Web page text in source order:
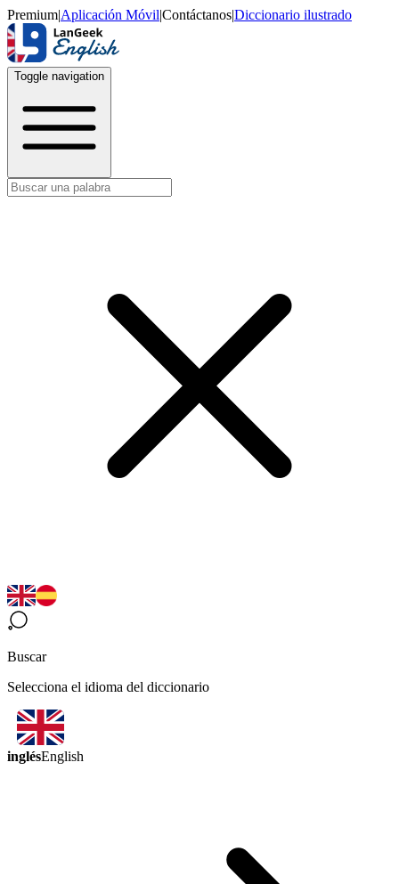
Premium|Aplicación Móvil|Contáctanos|Diccionario ilustrado
Toggle navigation
Buscar
Selecciona el idioma del diccionario
inglésEnglish